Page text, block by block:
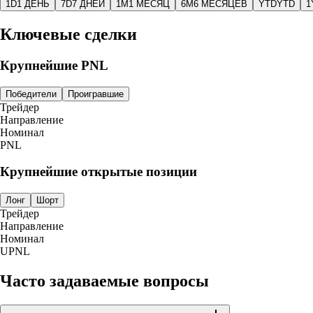
1D1 ДЕНЬ 7D7 ДНЕЙ 1M 1 МЕСЯЦ 6M6 МЕСЯЦЕВ YTDYTD
Ключевые сделки
Крупнейшие PNL
Победители Проигравшие
Трейдер
Направление
Номинал
PNL
Крупнейшие открытые позиции
Лонг Шорт
Трейдер
Направление
Номинал
UPNL
Часто задаваемые вопросы